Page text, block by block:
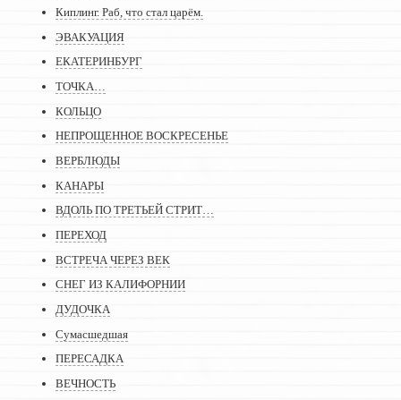
Киплинг. Раб, что стал царём.
ЭВАКУАЦИЯ
ЕКАТЕРИНБУРГ
ТОЧКА…
КОЛЬЦО
НЕПРОЩЕННОЕ ВОСКРЕСЕНЬЕ
ВЕРБЛЮДЫ
КАНАРЫ
ВДОЛЬ ПО ТРЕТЬЕЙ СТРИТ…
ПЕРЕХОД
ВСТРЕЧА ЧЕРЕЗ ВЕК
СНЕГ ИЗ КАЛИФОРНИИ
ДУДОЧКА
Сумасшедшая
ПЕРЕСАДКА
ВЕЧНОСТЬ